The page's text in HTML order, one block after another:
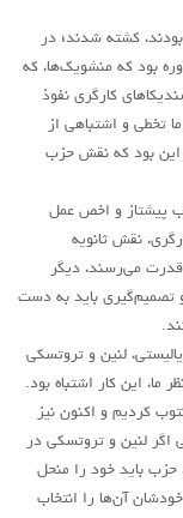
کشته شدند؛ در
بود که منشویک‌ها، که
کارگری نفوذ
تخطی و اشتباهی از
این بود که نقش حزب
پیشتاز و اخص عمل
نقش ثانویه
می‌رسند، دیگر
باید به دست
لنین و تروتسکی
ما، این کار اشتباه بود.
مکتوب کردیم و اکنون نیز
لنین و تروتسکی در
باید خود را منحل
آن‌ها را انتخاب